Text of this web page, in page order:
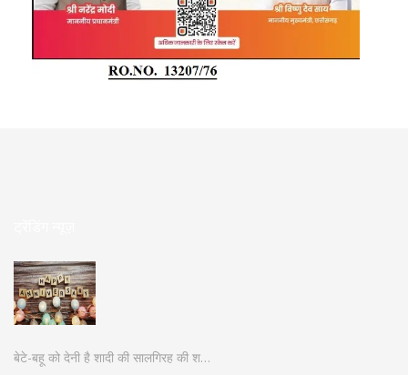
बेटे-बहू को देनी है शादी की सालगिरह की श…